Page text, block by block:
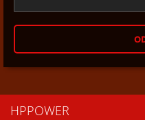
HPPOWER